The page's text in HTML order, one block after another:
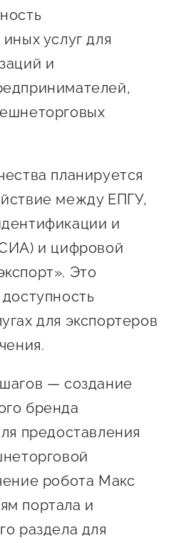
и
услуг для
и
планируется
между ЕПГУ,
и
и цифровой
Это
для экспортеров
— создание
бренда
предоставления
робота Макс
портала и
раздела для